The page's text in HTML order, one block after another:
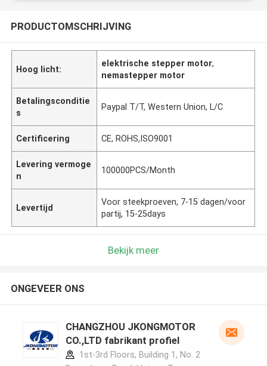
PRODUCTOMSCHRIJVING
Hoog licht:
elektrische stepper motor,
nemastepper motor
Betalingsconditie
s
Paypal T/T, Western Union, L/C
Certificering CE, ROHS,ISO9001
Levering vermoge
n
100000PCS/Month
Levertijd
Voor steekproeven, 7-15 dagen/voor
partij, 15-25days
Bekijk meer
ONGEVEER ONS
CHANGZHOU JKONGMOTOR
CO.,LTD fabrikant profiel
1st-3rd Floors, Building 1, No. 2